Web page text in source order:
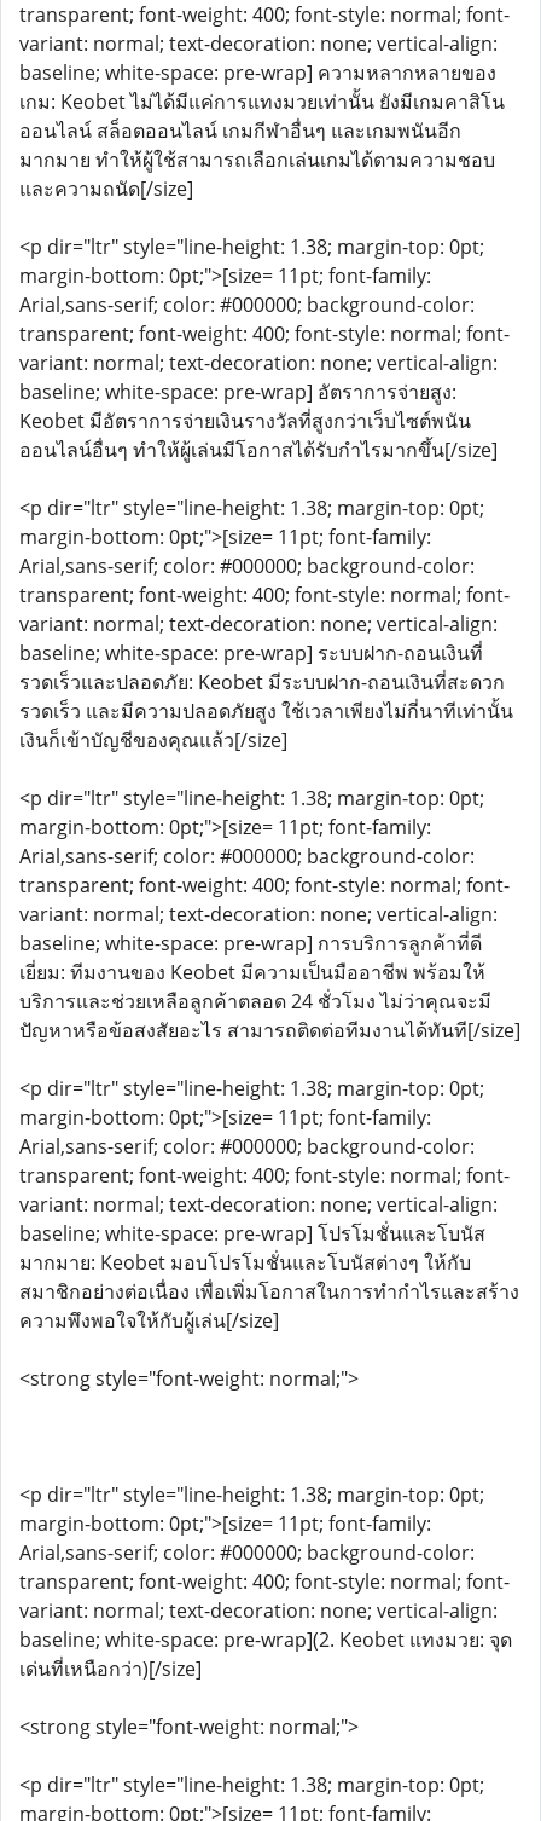
transparent; font-weight: 400; font-style: normal; font-
variant: normal; text-decoration: none; vertical-align:
baseline; white-space: pre-wrap] ความหลากหลายของ
เกม: Keobet ไม่ได้มีแค่การแทงมวยเท่านั้น ยังมีเกมคาสิโน
ออนไลน์ สล็อตออนไลน์ เกมกีฬาอื่นๆ และเกมพนันอีก
มากมาย ทำให้ผู้ใช้สามารถเลือกเล่นเกมได้ตามความชอบ
และความถนัด[/size]
<p dir="ltr" style="line-height: 1.38; margin-top: 0pt;
margin-bottom: 0pt;">[size= 11pt; font-family:
Arial,sans-serif; color: #000000; background-color:
transparent; font-weight: 400; font-style: normal; font-
variant: normal; text-decoration: none; vertical-align:
baseline; white-space: pre-wrap] อัตราการจ่ายสูง:
Keobet มีอัตราการจ่ายเงินรางวัลที่สูงกว่าเว็บไซต์พนัน
ออนไลน์อื่นๆ ทำให้ผู้เล่นมีโอกาสได้รับกำไรมากขึ้น[/size]
<p dir="ltr" style="line-height: 1.38; margin-top: 0pt;
margin-bottom: 0pt;">[size= 11pt; font-family:
Arial,sans-serif; color: #000000; background-color:
transparent; font-weight: 400; font-style: normal; font-
variant: normal; text-decoration: none; vertical-align:
baseline; white-space: pre-wrap] ระบบฝาก-ถอนเงินที่
รวดเร็วและปลอดภัย: Keobet มีระบบฝาก-ถอนเงินที่สะดวก
รวดเร็ว และมีความปลอดภัยสูง ใช้เวลาเพียงไม่กี่นาทีเท่านั้น
เงินก็เข้าบัญชีของคุณแล้ว[/size]
<p dir="ltr" style="line-height: 1.38; margin-top: 0pt;
margin-bottom: 0pt;">[size= 11pt; font-family:
Arial,sans-serif; color: #000000; background-color:
transparent; font-weight: 400; font-style: normal; font-
variant: normal; text-decoration: none; vertical-align:
baseline; white-space: pre-wrap] การบริการลูกค้าที่ดี
เยี่ยม: ทีมงานของ Keobet มีความเป็นมืออาชีพ พร้อมให้
บริการและช่วยเหลือลูกค้าตลอด 24 ชั่วโมง ไม่ว่าคุณจะมี
ปัญหาหรือข้อสงสัยอะไร สามารถติดต่อทีมงานได้ทันที[/size]
<p dir="ltr" style="line-height: 1.38; margin-top: 0pt;
margin-bottom: 0pt;">[size= 11pt; font-family:
Arial,sans-serif; color: #000000; background-color:
transparent; font-weight: 400; font-style: normal; font-
variant: normal; text-decoration: none; vertical-align:
baseline; white-space: pre-wrap] โปรโมชั่นและโบนัส
มากมาย: Keobet มอบโปรโมชั่นและโบนัสต่างๆ ให้กับ
สมาชิกอย่างต่อเนื่อง เพื่อเพิ่มโอกาสในการทำกำไรและสร้าง
ความพึงพอใจให้กับผู้เล่น[/size]
<strong style="font-weight: normal;">
<p dir="ltr" style="line-height: 1.38; margin-top: 0pt;
margin-bottom: 0pt;">[size= 11pt; font-family:
Arial,sans-serif; color: #000000; background-color:
transparent; font-weight: 400; font-style: normal; font-
variant: normal; text-decoration: none; vertical-align:
baseline; white-space: pre-wrap](2. Keobet แทงมวย: จุด
เด่นที่เหนือกว่า)[/size]
<strong style="font-weight: normal;">
<p dir="ltr" style="line-height: 1.38; margin-top: 0pt;
margin-bottom: 0pt;">[size= 11pt; font-family: